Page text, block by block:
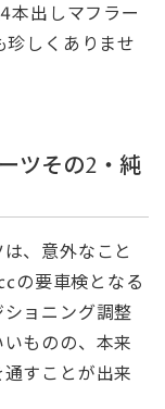
本出しマフラー
しくありませ
ツその2・純
、意外なこと
の要車検となる
ョニング調整
ものの、本来
すことが出来